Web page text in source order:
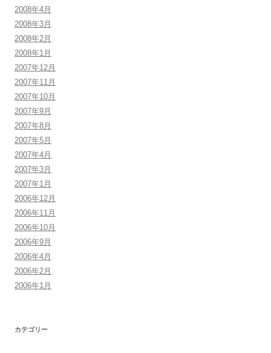
2008年4月
2008年3月
2008年2月
2008年1月
2007年12月
2007年11月
2007年10月
2007年9月
2007年8月
2007年5月
2007年4月
2007年3月
2007年1月
2006年12月
2006年11月
2006年10月
2006年9月
2006年4月
2006年2月
2006年1月
カテゴリー